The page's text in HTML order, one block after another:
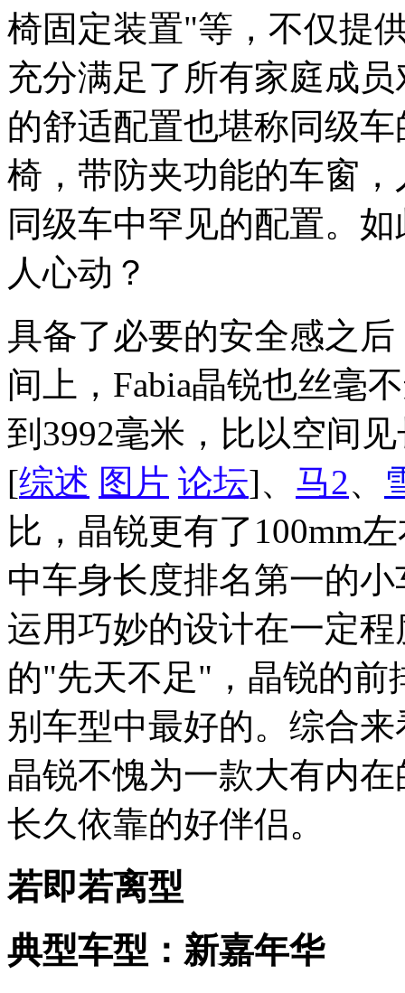
椅固定装置"等，不仅提
充分满足了所有家庭成
的舒适配置也堪称同级
椅，带防夹功能的车窗
同级车中罕见的配置。
人心动？
具备了必要的安全感之
间上，Fabia晶锐也丝毫
到3992毫米，比以空间
[综述 图片 论坛]、 马2、
比，晶锐更有了100mm
中车身长度排名第一的
运用巧妙的设计在一定
的"先天不足"，晶锐的前
别车型中最好的。综合
晶锐不愧为一款大有内
长久依靠的好伴侣。
若即若离型
典型车型：新嘉年华